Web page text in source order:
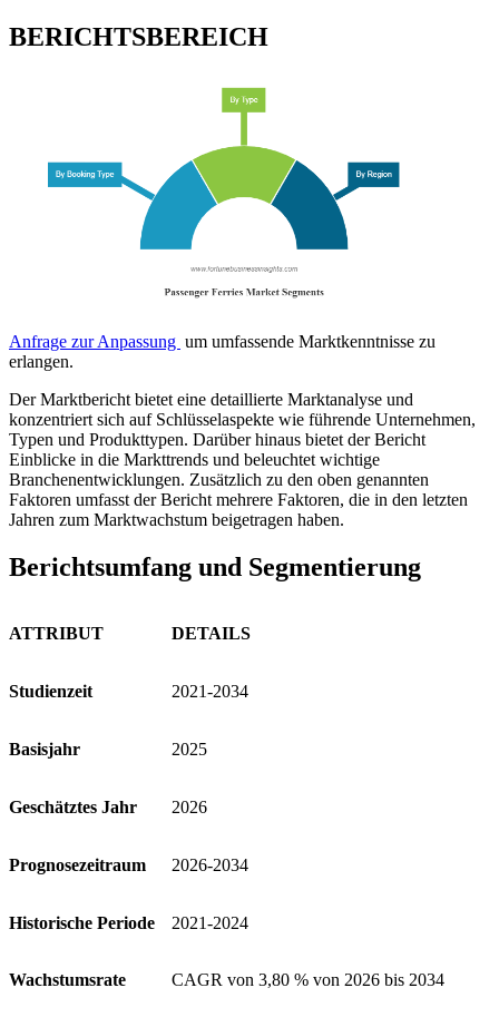
BERICHTSBEREICH
Anfrage zur Anpassung um umfassende Marktkenntnisse zu
erlangen.
Der Marktbericht bietet eine detaillierte Marktanalyse und
konzentriert sich auf Schlüsselaspekte wie führende Unternehmen,
Typen und Produkttypen. Darüber hinaus bietet der Bericht
Einblicke in die Markttrends und beleuchtet wichtige
Branchenentwicklungen. Zusätzlich zu den oben genannten
Faktoren umfasst der Bericht mehrere Faktoren, die in den letzten
Jahren zum Marktwachstum beigetragen haben.
Berichtsumfang und Segmentierung
ATTRIBUT DETAILS
Studienzeit 2021-2034
Basisjahr 2025
Geschätztes Jahr 2026
Prognosezeitraum 2026-2034
Historische Periode 2021-2024
Wachstumsrate CAGR von 3,80 % von 2026 bis 2034